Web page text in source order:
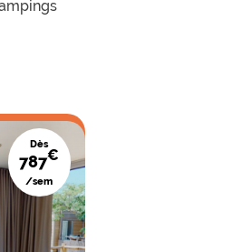
Dès
787€
/sem